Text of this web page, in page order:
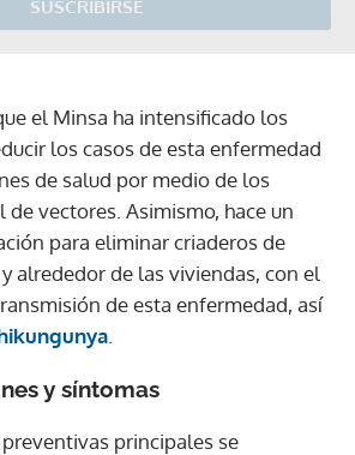
SUSCRIBIRSE
el Minsa ha intensificado los
los casos de esta enfermedad
de salud por medio de los
vectores. Asimismo, hace un
para eliminar criaderos de
alrededor de las viviendas, con el
de esta enfermedad, así
y síntomas
principales se